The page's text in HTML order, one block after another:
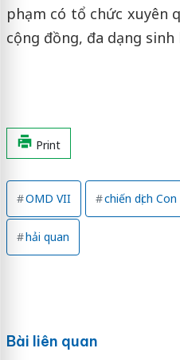
phạm có tổ chức xuyên
cộng đồng, đa dạng
Print
OMD VII chiến dịch
hải quan
Bài liên quan